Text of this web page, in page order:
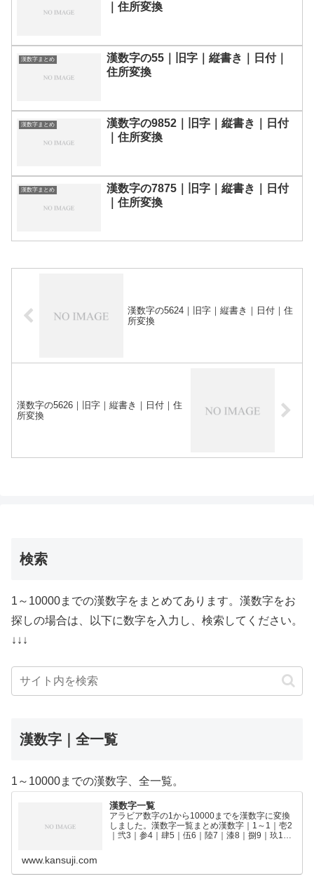
｜住所変換
漢数字まとめ
漢数字の55｜旧字｜縦書き｜日付｜
住所変換
漢数字まとめ
漢数字の9852｜旧字｜縦書き｜日付
｜住所変換
漢数字まとめ
漢数字の7875｜旧字｜縦書き｜日付
｜住所変換
漢数字の5624｜旧字｜縦書き｜日付｜住
所変換
漢数字の5626｜旧字｜縦書き｜日付｜住
所変換
検索
1～10000までの漢数字をまとめてあります。漢数字をお
探しの場合は、以下に数字を入力し、検索してください。
↓↓↓
漢数字｜全一覧
1～10000までの漢数字、全一覧。
漢数字一覧
アラビア数字の1から10000までを漢数字に変換
しました。漢数字一覧まとめ漢数字｜1～1｜壱2
｜弐3｜参4｜肆5｜伍6｜陸7｜漆8｜捌9｜玖10
www.kansuji.com